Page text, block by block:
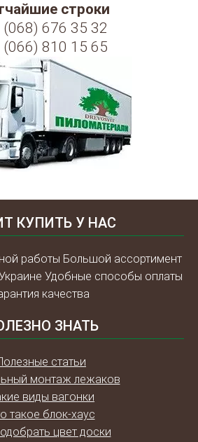
строки
(068) 676 35 32
(066) 810 15 65
КУПИТЬ У НАС
работы Большой ассортимент
Удобные способы оплаты
качества
ЗНАТЬ
статьи
монтаж лежаков
виды вагонки
такое блок-хаус
цвет доски